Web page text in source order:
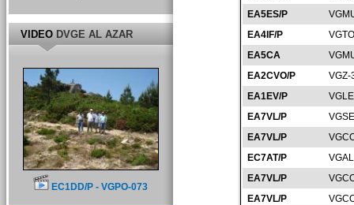
EA5ES/P
EA4IF/P
EA5CA
EA2CVO/P
VGZ-
EA1EV/P
EA7VL/P
EA7VL/P
EC7AT/P
EA7VL/P
EA7VL/P
VIDEODVGE AL AZAR
EC1DD/P - VGPO-073